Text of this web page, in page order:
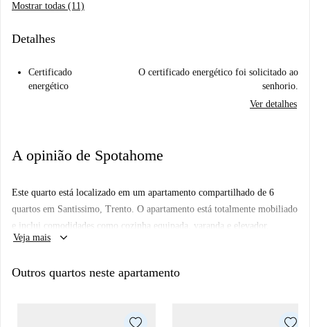
Mostrar todas (11)
Detalhes
Certificado
energético
O certificado energético foi solicitado ao
senhorio.
Ver detalhes
A opinião de Spotahome
Este quarto está localizado em um apartamento compartilhado de 6
quartos em Santissimo, Trento. O apartamento está totalmente mobiliado
e inclui comodidades como cozinha equipada, varanda e elevador.
Observe que casais e animais de estimação não são permitidos, e a
não tenha verificado pessoalmente o imóvel, todos os proprietários em
O apartamento está situado em Santissimo, uma área bem servida de
Veja mais keyboard_arrow_down
Outros quartos neste apartamento